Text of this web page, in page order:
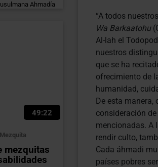
Ahmadía
49:22
Mezquita
mezquitas
“A todos
Wa Barkaatohu
Al-lah el
nuestros
que se ha
ofrecimiento de
humanidad,
De esta
consideración
mencionadas. A
rendir culto,
Cada áhmadi
países pobres